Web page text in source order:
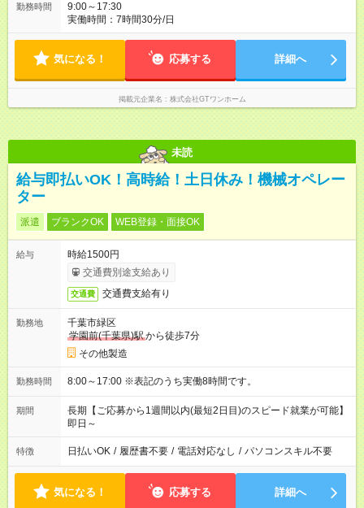
勤務時間
9:00～17:30
実働時間：7時間30分/日
気になる！ 応募する 詳細へ
掲載元企業名 株式会社GTワンホーム
未読
給与即払いOK！高時給！土日休み！機械オペレー
ター
派遣 ブランクOK WEB登録・面接OK
給与
時給1500円
交通費別途支給あり
交通費 交通費支給有り
勤務地
千葉市緑区
学園前(千葉県)駅から徒歩7分
その他製造
勤務時間 8:00～17:00 ※表記のうち実働8時間です。
期間
長期【ご応募から1週間以内(最短2日目)のスピード就業が可能】
即日～
特徴 日払いOK / 履歴書不要 / 電話対応なし / パソコンスキル不要
気になる！ 応募する 詳細へ